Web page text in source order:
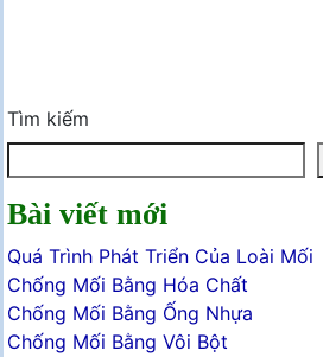
Tìm kiếm
Bài viết mới
Quá Trình Phát Triển Của Loài Mối
Chống Mối Bằng Hóa Chất
Chống Mối Bằng Ống Nhựa
Chống Mối Bằng Vôi Bột